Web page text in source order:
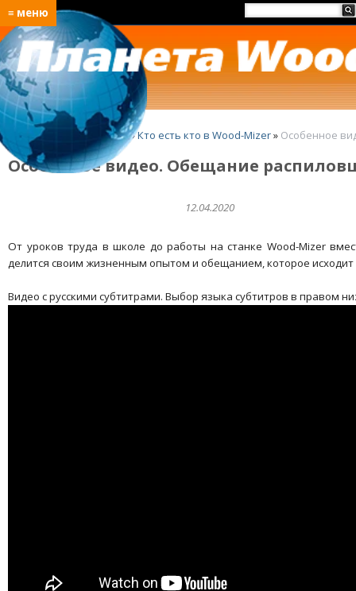
≡ меню
Главная O Wood-Mizer»Кто есть кто в Wood-Mizer» Особенное
Особенное видео. Обещание
12.04.2020
От уроков труда в школе до работы на станке Wood-Mizer
делится своим жизненным опытом и обещанием, которое исходит
Видео с русскими субтитрами. Выбор языка субтитров в правом